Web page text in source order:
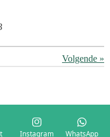
Volgende »
Instagram WhatsApp